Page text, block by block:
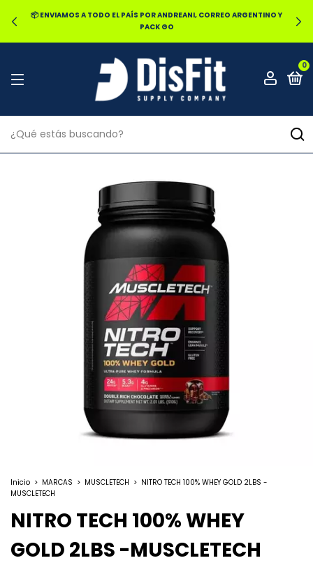
📦 ENVIAMOS A TODO EL PAÍS POR ANDREANI, CORREO ARGENTINO Y
PACK GO
0
Inicio > MARCAS > MUSCLETECH > NITRO TECH 100% WHEY GOLD 2LBS -
MUSCLETECH
NITRO TECH 100% WHEY
GOLD 2LBS -MUSCLETECH